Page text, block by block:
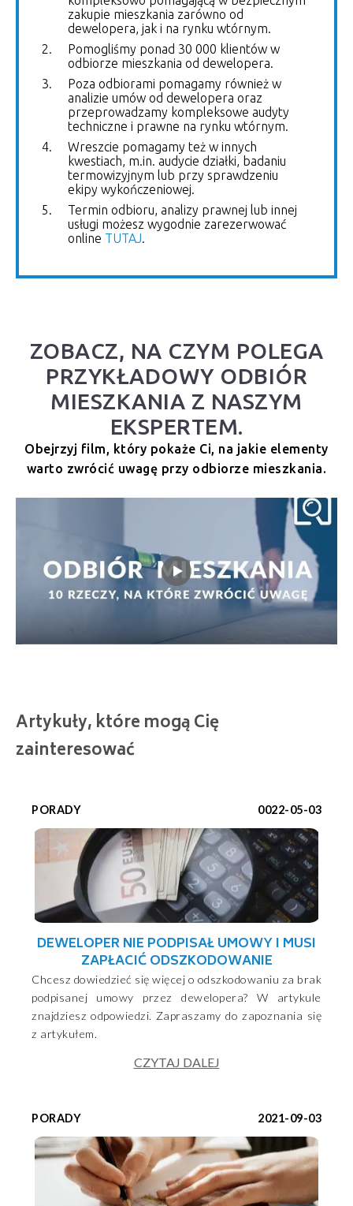
zakupie mieszkania zarówno od
dewelopera, jak i na rynku wtórnym.
Pomogliśmy ponad 30 000 klientów w
odbiorze mieszkania od dewelopera.
Poza odbiorami pomagamy również w
analizie umów od dewelopera oraz
przeprowadzamy kompleksowe audyty
techniczne i prawne na rynku wtórnym.
Wreszcie pomagamy też w innych
kwestiach, m.in. audycie działki, badaniu
termowizyjnym lub przy sprawdzeniu
ekipy wykończeniowej.
Termin odbioru, analizy prawnej lub innej
usługi możesz wygodnie zarezerwować
online TUTAJ
ZOBACZ, NA CZYM POLEGA
PRZYKŁADOWY ODBIÓR
MIESZKANIA Z NASZYM
EKSPERTEM.
Obejrzyj film, który pokaże Ci, na jakie elementy
warto zwrócić uwagę przy odbiorze mieszkania.
Artykuły, które mogą Cię
zainteresować
PORADY 0022-05-03
DEWELOPER NIE PODPISAŁ UMOWY I MUSI
ZAPŁACIĆ ODSZKODOWANIE
Chcesz dowiedzieć się więcej o odszkodowaniu za brak
podpisanej umowy przez dewelopera? W artykule
znajdziesz odpowiedzi. Zapraszamy do zapoznania się
z artykułem.
CZYTAJ DALEJ
PORADY 2021-09-03